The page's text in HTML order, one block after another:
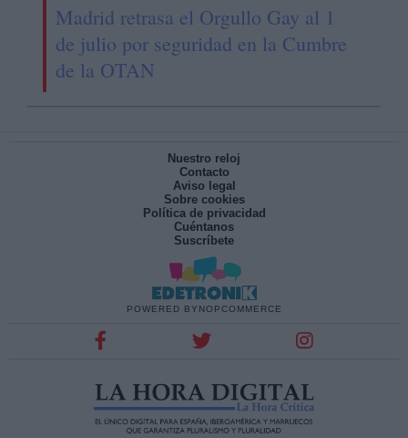
Madrid retrasa el Orgullo Gay al 1
de julio por seguridad en la Cumbre
de la OTAN
Nuestro reloj
Contacto
Aviso legal
Sobre cookies
Política de privacidad
Cuéntanos
Suscríbete
POWERED BY NOPCOMMERCE